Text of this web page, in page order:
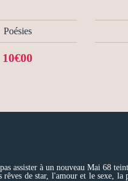
Poésies
10€00
assister à un nouveau Mai 68
de star, l'amour et le sexe,